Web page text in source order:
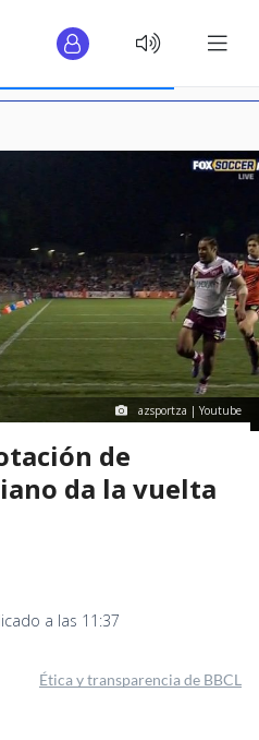
azsportza | Youtube
de
da la vuelta
a las 11:37
Ética y transparencia de BBCL